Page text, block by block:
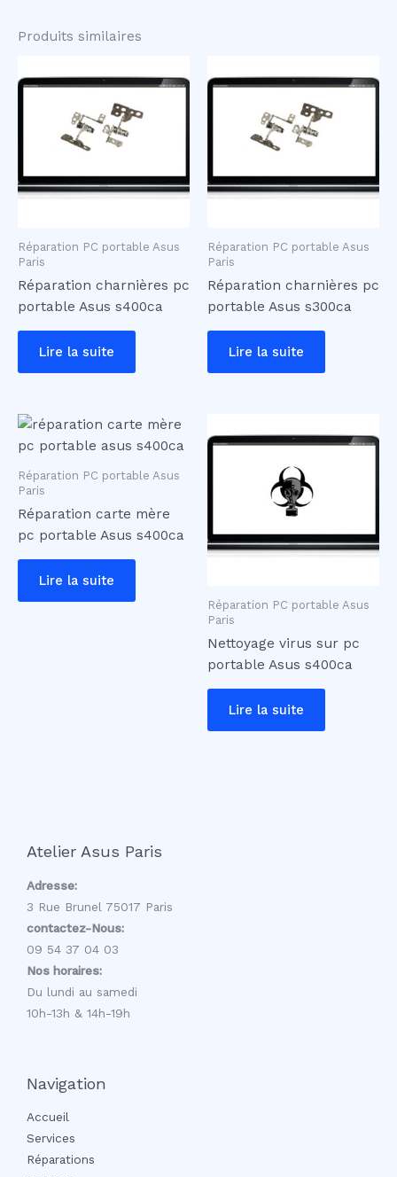
Produits similaires
Réparation PC portable Asus
Paris
Réparation charnières pc
portable Asus s400ca
Lire la suite
Réparation PC portable Asus
Paris
Réparation charnières pc
portable Asus s300ca
Lire la suite
Réparation PC portable Asus
Paris
Réparation carte mère
pc portable Asus s400ca
Lire la suite
Réparation PC portable Asus
Paris
Nettoyage virus sur pc
portable Asus s400ca
Lire la suite
Atelier Asus Paris
Adresse:
3 Rue Brunel 75017 Paris
contactez-Nous:
09 54 37 04 03
Nos horaires:
Du lundi au samedi
10h-13h & 14h-19h
Navigation
Accueil
Services
Réparations